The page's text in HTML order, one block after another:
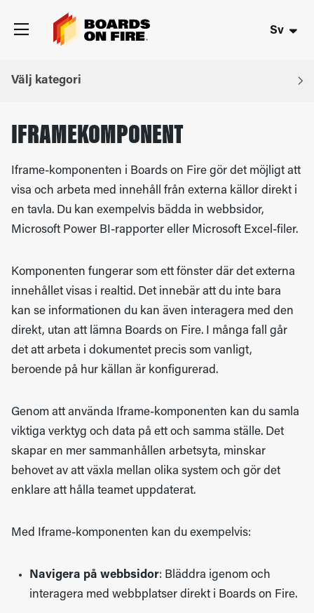
Sv
Välj kategori
IFRAMEKOMPONENT
Iframe-komponenten i Boards on Fire gör det möjligt att
visa och arbeta med innehåll från externa källor direkt i
en tavla. Du kan exempelvis bädda in webbsidor,
Microsoft Power BI -rapporter eller Microsoft Excel -filer.
Komponenten fungerar som ett fönster där det externa
innehållet visas i realtid. Det innebär att du inte bara
kan se informationen du kan även interagera med den
direkt, utan att lämna Boards on Fire. I många fall går
det att arbeta i dokumentet precis som vanligt,
beroende på hur källan är konfigurerad.
Genom att använda Iframe-komponenten kan du samla
viktiga verktyg och data på ett och samma ställe. Det
skapar en mer sammanhållen arbetsyta, minskar
behovet av att växla mellan olika system och gör det
enklare att hålla teamet uppdaterat.
Med Iframe-komponenten kan du exempelvis:
Navigera på webbsidor: Bläddra igenom och
interagera med webbplatser direkt i Boards on Fire.